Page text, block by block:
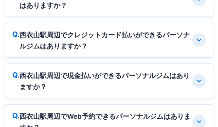
はありますか？
西衣山駅周辺でクレジットカード払いができるパーソナ
ルジムはありますか？
西衣山駅周辺で現金払いができるパーソナルジムはあり
ますか？
西衣山駅周辺でWeb予約できるパーソナルジムはありま